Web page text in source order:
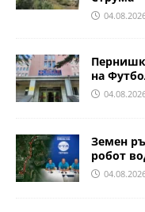
на
Земен
робот